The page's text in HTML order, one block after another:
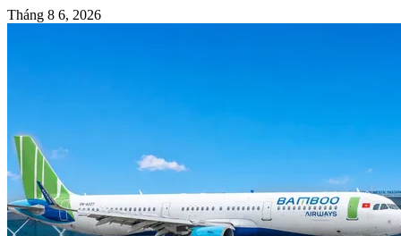
Tháng 8 6, 2026